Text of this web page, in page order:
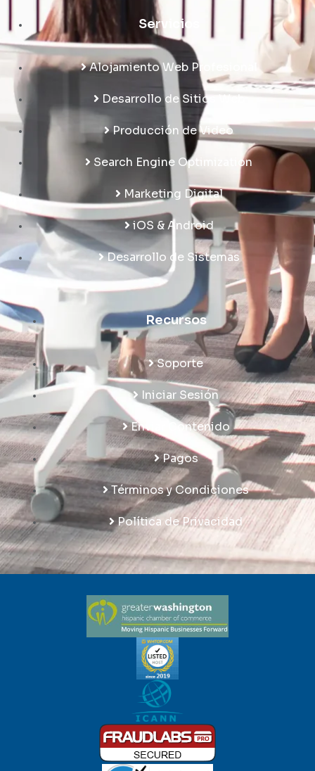
Servicios
Alojamiento Web Profesional
Desarrollo de Sitios Web
Producción de Video
Search Engine Optimization
Marketing Digital
iOS & Android
Desarrollo de Sistemas
Recursos
Soporte
Iniciar Sesión
Enviar Contenido
Pagos
Términos y Condiciones
Política de Privacidad